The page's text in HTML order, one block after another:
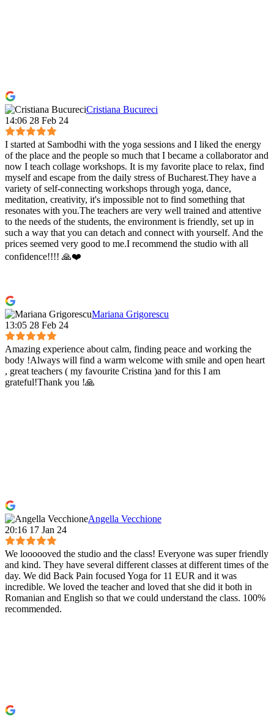
Cristiana Bucureci
14:06 28 Feb 24
I started at Sambodhi with the yoga sessions and I liked the energy
of the place and the people so much that I became a collaborator and
now I teach collage workshops. It is my favorite place to relax, find
myself and escape from the daily stress of Bucharest.They have a
variety of self-connecting workshops through yoga, dance,
meditation, creativity, it's impossible not to find something that
resonates with you.The teachers are very well trained and attentive
to the needs of the students, the environment is friendly, set up in
such a way that you can detach and connect with yourself. And the
prices seemed very good to me.I recommend the studio with all
confidence!!!! 🙏❤️
Mariana Grigorescu
13:05 28 Feb 24
Amazing experience about calm, finding peace and working the
body !Always will find a warm welcome with smile and open heart
, great teachers ( my favourite Cristina )and for this I am
grateful!Thank you !🙏
Angella Vecchione
20:16 17 Jan 24
We loooooved the studio and the class! Everyone was super friendly
and kind. They have several different classes at different times of the
day. We did Back Pain focused Yoga for 11 EUR and it was
incredible. We loved the teacher and loved that she did it both in
Romanian and English so that we could understand the class. 100%
recommended.